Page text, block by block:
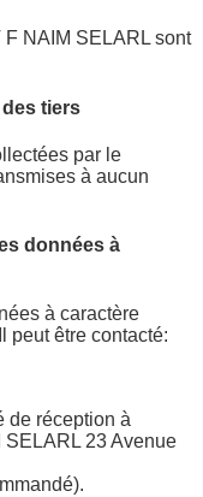
NAIM SELARL sont
tiers
par le
à aucun
données à
à caractère
peut être contacté:
de réception à
SELARL 23 Avenue